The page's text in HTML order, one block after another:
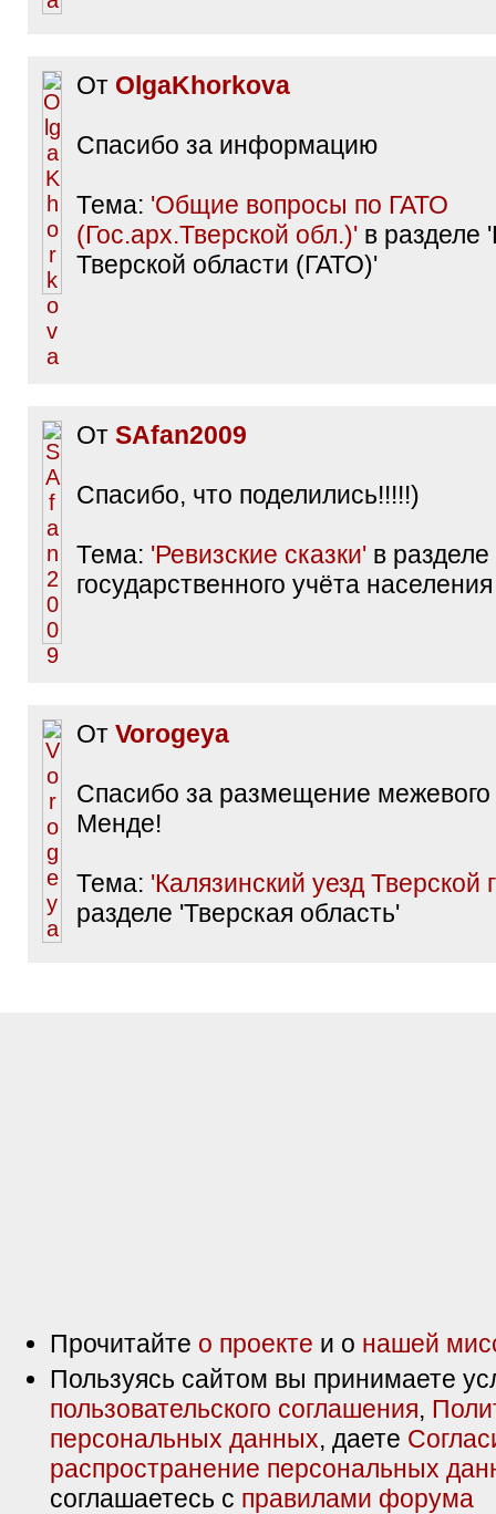
От OlgaKhorkova
Спасибо за информацию
Тема: 'Общие вопросы по ГАТО
(Гос.арх.Тверской обл.)' в разделе
Тверской области (ГАТО)'
От SAfan2009
Спасибо, что поделились!!!!!)
Тема: 'Ревизские сказки' в
государственного учёта
От Vorogeya
Спасибо за размещение межевого
Менде!
Тема: 'Калязинский уезд Тверской
разделе 'Тверская область'
Прочитайте о проекте и о нашей
Пользуясь сайтом вы принимаете
пользовательского соглашения,
персональных данных, даете
распространение персональных
соглашаетесь с правилами форума